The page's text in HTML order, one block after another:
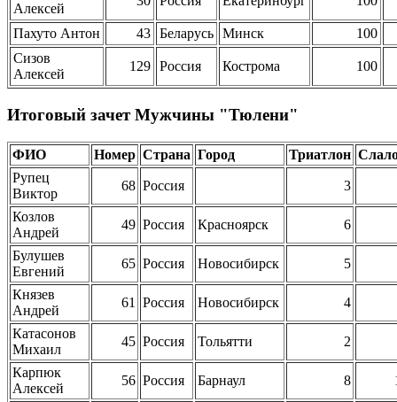
Алексей
Пахуто Антон 43 Беларусь Минск
100
Сизов
Алексей
129 Россия Кострома 100
Итоговый зачет Мужчины "Тюлени"
ФИО Номер Страна Город Триатлон
Рупец
Виктор
68 Россия 3
Козлов
Андрей
49 Россия Красноярск 6
Булушев
Евгений
65 Россия Новосибирск 5
Князев
Андрей
61 Россия Новосибирск 4
Катасонов
Михаил
45 Россия Тольятти 2
Карпюк
Алексей
56 Россия Барнаул 8